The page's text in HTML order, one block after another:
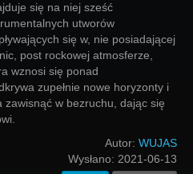
się na niej sześć
utworów
się w, nie posiadającej
post rockowej atmosferze,
wznosi się ponad
zupełnie nowe horyzonty i
zawisnąć w bezruchu, dając się
Autor: WUJAS
Wysłano: 2021-06-13